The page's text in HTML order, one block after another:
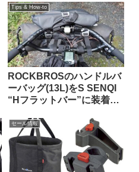
い方に向いている？
Tips & How-to
ROCKBROSのハンドルバ
ーバッグ(13L)をS SENQI
“Hフラットバー”に装着す
ORTLIEB HANDLEBAR
PACK 下位互換】
セール情報